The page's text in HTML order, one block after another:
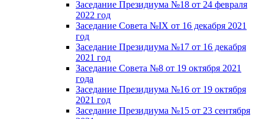
Заседание Президиума №18 от 24 февраля
2022 год
Заседание Совета №IX от 16 декабря 2021
год
Заседание Президиума №17 от 16 декабря
2021 год
Заседание Совета №8 от 19 октября 2021
года
Заседание Президиума №16 от 19 октября
2021 год
Заседание Президиума №15 от 23 сентября